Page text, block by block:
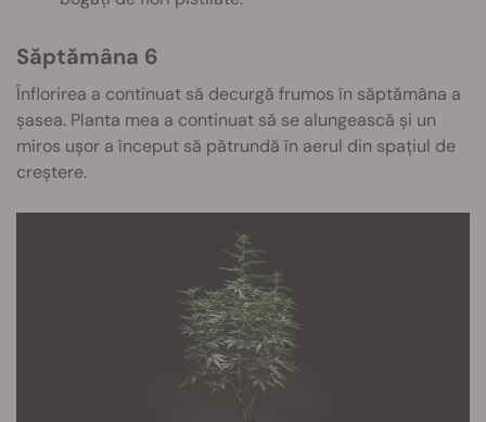
Săptămâna 6
Înflorirea a continuat să decurgă frumos în săptămâna a
șasea. Planta mea a continuat să se alungească și un
miros ușor a început să pătrundă în aerul din spațiul de
creștere.